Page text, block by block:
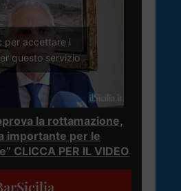
per accettare i
questo servizio
la rottamazione,
importante per le
CLICCA PER IL VIDEO